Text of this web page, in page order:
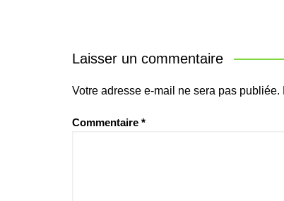
Laisser un commentaire
Votre adresse e-mail ne sera pas publiée.
Commentaire *